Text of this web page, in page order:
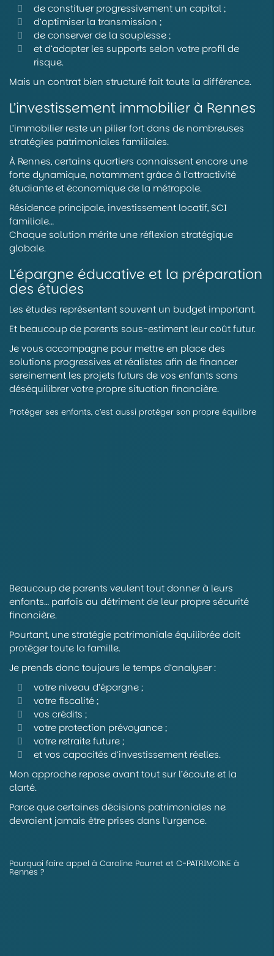
de constituer progressivement un capital ;
d’optimiser la transmission ;
de conserver de la souplesse ;
et d’adapter les supports selon votre profil de
risque.
Mais un contrat bien structuré fait toute la différence.
L’investissement immobilier à Rennes
L’immobilier reste un pilier fort dans de nombreuses
stratégies patrimoniales familiales.
À Rennes, certains quartiers connaissent encore une
forte dynamique, notamment grâce à l’attractivité
étudiante et économique de la métropole.
Résidence principale, investissement locatif, SCI
familiale…
Chaque solution mérite une réflexion stratégique
globale.
L’épargne éducative et la préparation
des études
Les études représentent souvent un budget important.
Et beaucoup de parents sous-estiment leur coût futur.
Je vous accompagne pour mettre en place des
solutions progressives et réalistes afin de financer
sereinement les projets futurs de vos enfants sans
déséquilibrer votre propre situation financière.
Protéger ses enfants, c’est aussi protéger son propre équilibre
Beaucoup de parents veulent tout donner à leurs
enfants… parfois au détriment de leur propre sécurité
financière.
Pourtant, une stratégie patrimoniale équilibrée doit
protéger toute la famille.
Je prends donc toujours le temps d’analyser :
votre niveau d’épargne ;
votre fiscalité ;
vos crédits ;
votre protection prévoyance ;
votre retraite future ;
et vos capacités d’investissement réelles.
Mon approche repose avant tout sur l’écoute et la
clarté.
Parce que certaines décisions patrimoniales ne
devraient jamais être prises dans l’urgence.
Pourquoi faire appel à Caroline Pourret et C-PATRIMOINE à
Rennes ?